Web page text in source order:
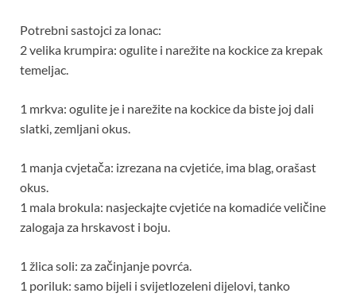
Potrebni sastojci za lonac:
2 velika krumpira: ogulite i narežite na kockice za krepak
temeljac.
1 mrkva: ogulite je i narežite na kockice da biste joj dali
slatki, zemljani okus.
1 manja cvjetača: izrezana na cvjetiće, ima blag, orašast
okus.
1 mala brokula: nasjeckajte cvjetiće na komadiće veličine
zalogaja za hrskavost i boju.
1 žlica soli: za začinjanje povrća.
1 poriluk: samo bijeli i svijetlozeleni dijelovi, tanko